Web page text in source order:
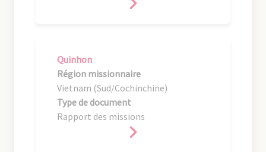
Quinhon
Région missionnaire
Vietnam (Sud/Cochinchine)
Type de document
Rapport des missions